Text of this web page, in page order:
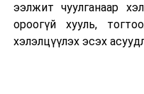
ээлжит чуулганаар
ороогүй хууль,
хэлэлцүүлэх эсэх